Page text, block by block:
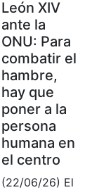
León XIV
ante la
ONU: Para
combatir el
hambre,
hay que
poner a la
persona
humana en
el centro
(22/06/26) El